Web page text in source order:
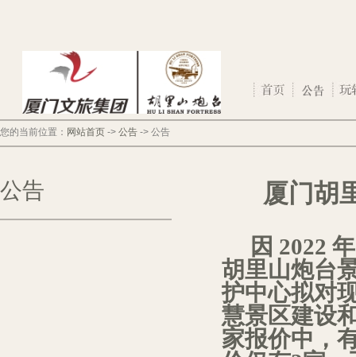
您的当前位置： 网站首页 -> 公告 -> 公告
公告 厦门胡
因 2022
胡里山炮台
护中心拟对
慧景区建设
家报价中，